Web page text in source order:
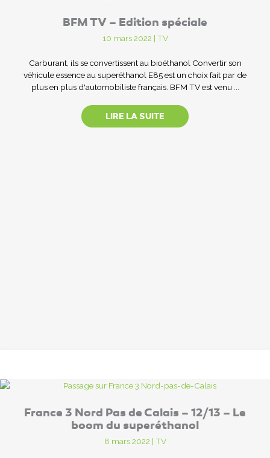
BFM TV – Edition spéciale
10 mars 2022 | TV
Carburant, ils se convertissent au bioéthanol Convertir son
véhicule essence au superéthanol E85 est un choix fait par de
plus en plus d'automobiliste français. BFM TV est venu ...
LIRE LA SUITE
France 3 Nord Pas de Calais – 12/13 – Le
boom du superéthanol
8 mars 2022 | TV